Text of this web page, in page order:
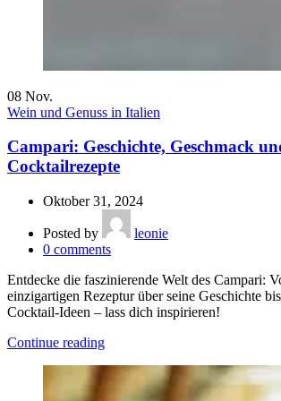
08 Nov.
Wein und Genuss in Italien
Campari: Geschichte, Geschmack
Cocktailrezepte
Oktober 31, 2024
Posted by
leonie
0 comments
Entdecke die faszinierende Welt des Campari:
einzigartigen Rezeptur über seine Geschichte
Cocktail-Ideen – lass dich inspirieren!
Continue reading